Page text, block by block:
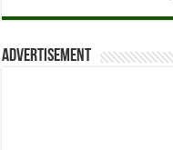
Advertisement